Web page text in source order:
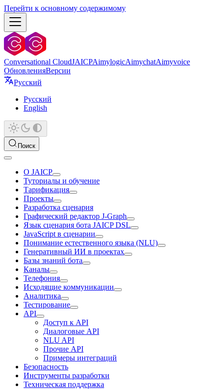
Перейти к основному содержимому
Conversational CloudJAICPAimylogicAimychatAimyvoice
ОбновленияВерсии
Русский
Русский
English
Поиск
О JAICP
Туториалы и обучение
Тарификация
Проекты
Разработка сценария
Графический редактор J‑Graph
Язык сценария бота JAICP DSL
JavaScript в сценарии
Понимание естественного языка (NLU)
Генеративный ИИ в проектах
Базы знаний бота
Каналы
Телефония
Исходящие коммуникации
Аналитика
Тестирование
API
Доступ к API
Диалоговые API
NLU API
Прочие API
Примеры интеграций
Безопасность
Инструменты разработки
Техническая поддержка